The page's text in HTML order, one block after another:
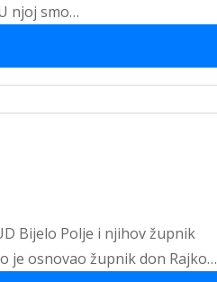
njoj smo…
Bijelo Polje i njihov župnik
je osnovao župnik don Rajko…